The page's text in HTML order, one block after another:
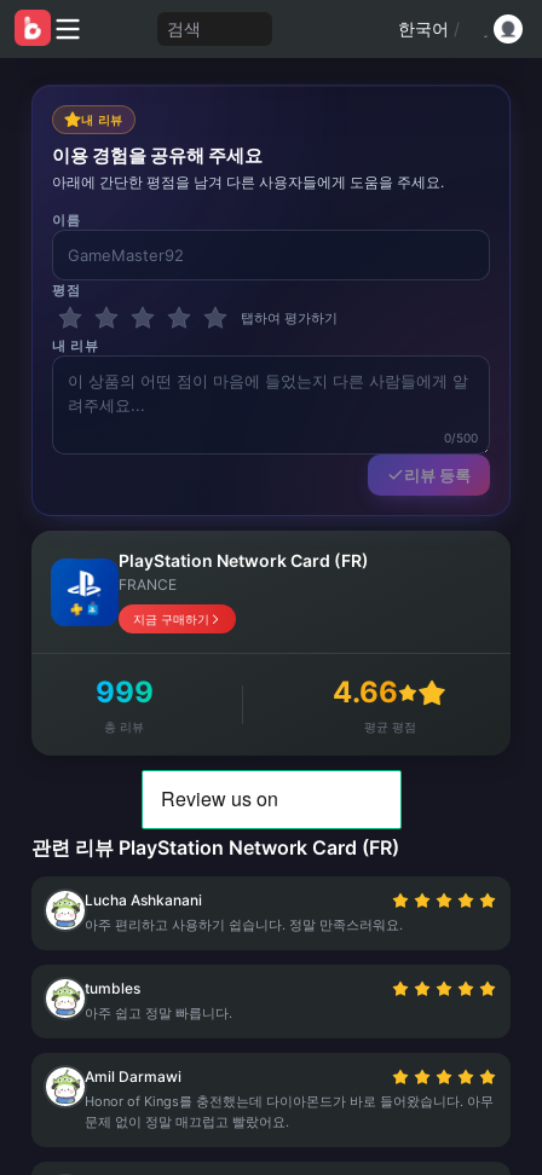
검색 한국어 /
내 리뷰
이용 경험을 공유해 주세요
아래에 간단한 평점을 남겨 다른 사용자들에게 도움을 주세요.
이름
평점
탭하여 평가하기
내 리뷰
0/500
리뷰 등록
PlayStation Network Card (FR)
FRANCE
지금 구매하기
999
총 리뷰
4.66
평균 평점
관련 리뷰 PlayStation Network Card (FR)
Lucha Ashkanani
아주 편리하고 사용하기 쉽습니다. 정말 만족스러워요.
tumbles
아주 쉽고 정말 빠릅니다.
Amil Darmawi
Honor of Kings를 충전했는데 다이아몬드가 바로 들어왔습니다. 아무
문제 없이 정말 매끄럽고 빨랐어요.